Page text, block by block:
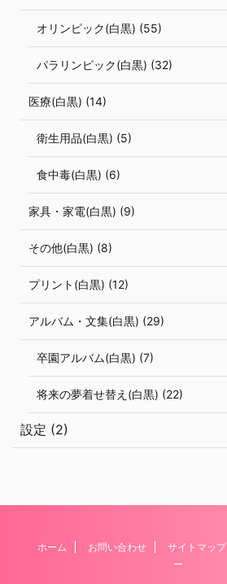
オリンピック(白黒) (55)
パラリンピック(白黒) (32)
医療(白黒) (14)
衛生用品(白黒) (5)
食中毒(白黒) (6)
家具・家電(白黒) (9)
その他(白黒) (8)
プリント(白黒) (12)
アルバム・文集(白黒) (29)
卒園アルバム(白黒) (7)
将来の夢着せ替え(白黒) (22)
設定 (2)
ホーム お問い合わせ サイトマップ
ー